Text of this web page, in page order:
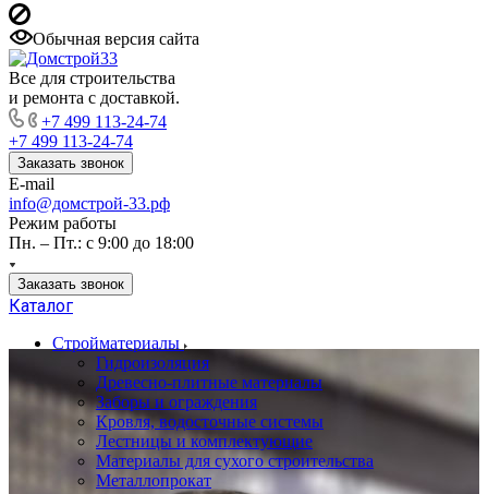
Обычная версия сайта
Все для строительства
и ремонта с доставкой.
+7 499 113-24-74
+7 499 113-24-74
Заказать звонок
E-mail
info@домстрой-33.рф
Режим работы
Пн. – Пт.: с 9:00 до 18:00
Заказать звонок
Каталог
Стройматериалы
Гидроизоляция
Древесно-плитные материалы
Заборы и ограждения
Кровля, водосточные системы
Лестницы и комплектующие
Материалы для сухого строительства
Металлопрокат